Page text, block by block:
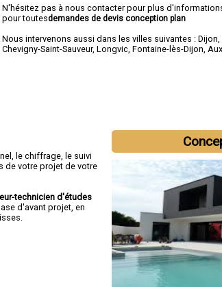
N'hésitez pas à nous contacter pour plus
pour toutesdemandes de devis conception plan
Nous intervenons aussi dans les villes suivantes :Dijon,
Chevigny-Saint-Sauveur,Longvic,Fontaine-lès-Dijon,
le chiffrage, le suivi
de votre projet de votre
technicien d'études
d'avant projet, en